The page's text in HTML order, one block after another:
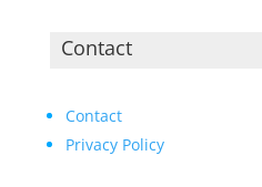
Contact
Contact
Privacy Policy